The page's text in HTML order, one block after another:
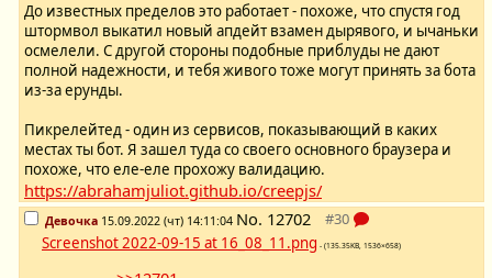
До известных пределов это работает - похоже, что спустя год
штормвол выкатил новый апдейт взамен дырявого, и ычаньки
осмелели. С другой стороны подобные приблуды не дают
полной надежности, и тебя живого тоже могут принять за бота
из-за ерунды.
Пикрелейтед - один из сервисов, показывающий в каких
местах ты бот. Я зашел туда со своего основного браузера и
похоже, что еле-еле прохожу валидацию.
https://abrahamjuliot.github.io/creepjs/
Девочка 15.09.2022 (чт) 14:11:04 No. 12702
Screenshot 2022-09-15 at 16_08_11.png - (135.35KB, 1536×658)